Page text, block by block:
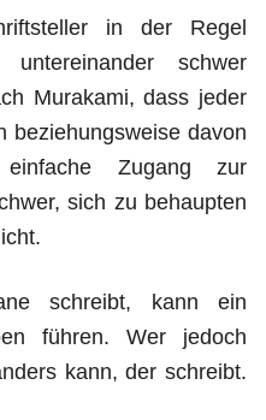
in der Regel
schwer
Murakami, dass jeder
beziehungsweise davon
Zugang zur
sich zu behaupten
schreibt, kann ein
führen. Wer jedoch
kann, der schreibt.